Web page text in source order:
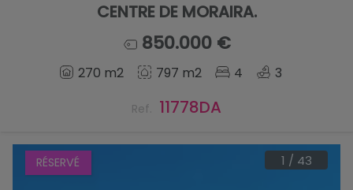
Acheter
Nouvelle Construction
Vendre
CENTRE DE MORAIRA.
850.000 €
270 m2 797 m2 4 3
Ref. 11778DA
RÉSERVÉ 1 / 43